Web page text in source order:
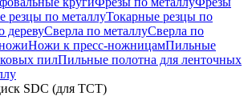
резцы по металлуТокарные резцы по
деревуСверла по металлуСверла по
Ножи к пресс-ножницамПильные
пилПильные полотна для ленточных
SDC (для TCT)